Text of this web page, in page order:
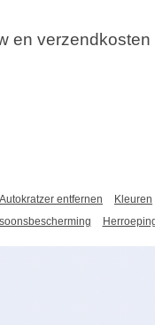
en verzendkosten
entfernen
Kleuren